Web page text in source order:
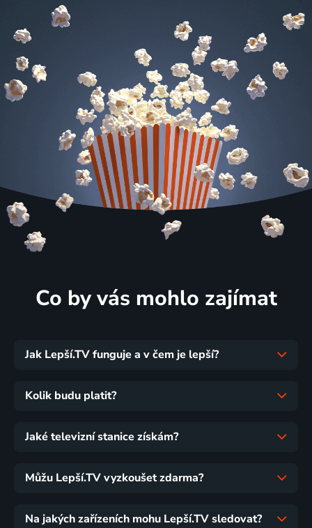
Co by vás mohlo zajímat
Jak Lepší.TV funguje a v čem je lepší?
Kolik budu platit?
Jaké televizní stanice získám?
Můžu Lepší.TV vyzkoušet zdarma?
Na jakých zařízeních mohu Lepší.TV sledovat?